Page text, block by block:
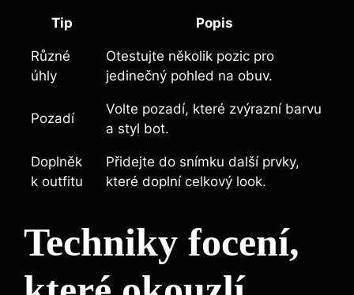
Tip Popis
Různé
úhly
Otestujte několik pozic pro
jedinečný pohled na obuv.
Pozadí
Volte pozadí, které zvýrazní barvu
a styl bot.
Doplněk
k outfitu
Přidejte do snímku další prvky,
které doplní celkový look.
Techniky focení,